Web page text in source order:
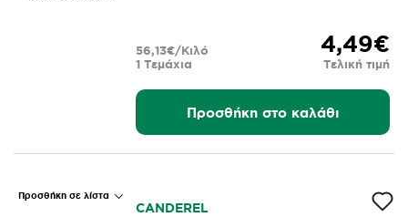
4,49€
Τελική τιμή
1 Τεμάχια
56,13€/Κιλό
Προσθήκη στο καλάθι
Προσθήκη σε λίστα
CANDEREL